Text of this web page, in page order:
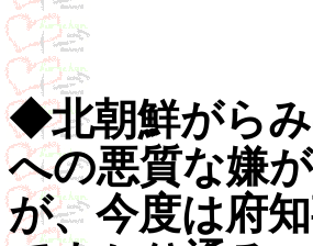
◆北朝鮮がら
への悪質な嫌
が、今度は府